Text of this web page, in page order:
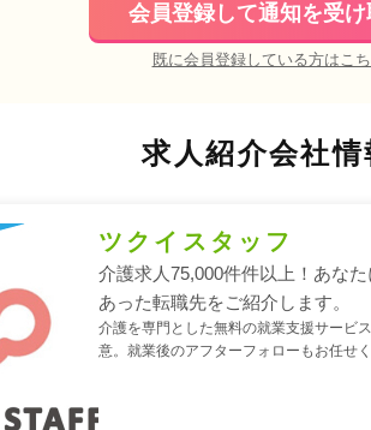
会員登録して通知を受け
既に会員登録している方はこ
求人紹介会社情
ツクイスタッフ
介護求人75,000件件以上！あな
あった転職先をご紹介します。
介護を専門とした無料の就業支援サービ
意。就業後のアフターフォローもお任せく